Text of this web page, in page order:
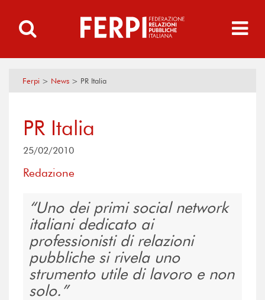
Ferpi > News > PR Italia
PR Italia
25/02/2010
Redazione
Uno dei primi social network
italiani dedicato ai
professionisti di relazioni
pubbliche si rivela uno
strumento utile di lavoro e non
solo.